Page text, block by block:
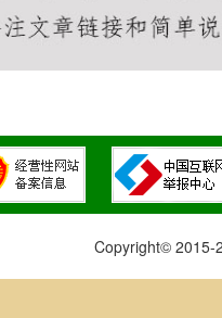
Copyright© 2015-